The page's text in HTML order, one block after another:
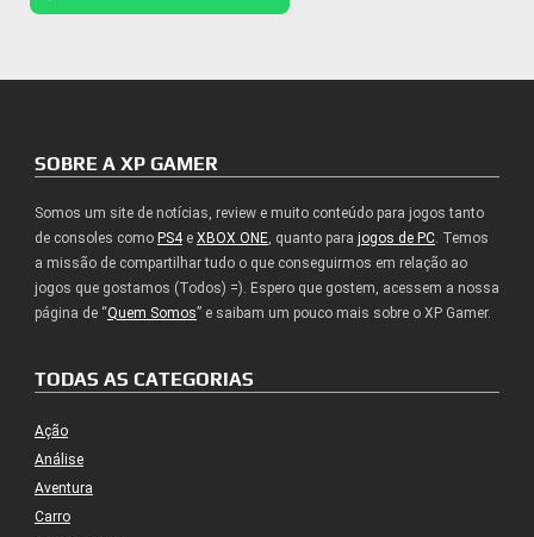
SOBRE A XP GAMER
Somos um site de notícias, review e muito conteúdo para jogos tanto
de consoles como PS4e XBOX ONE, quanto para jogos de PC. Temos
a missão de compartilhar tudo o que conseguirmos em relação ao
jogos que gostamos (Todos) =). Espero que gostem, acessem a nossa
página de “Quem Somos” e saibam um pouco mais sobre o XP Gamer.
TODAS AS CATEGORIAS
Ação
Análise
Aventura
Carro